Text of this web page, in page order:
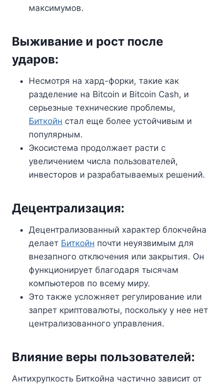
максимумов.
Выживание и рост после
ударов:
Несмотря на хард-форки, такие как
разделение на Bitcoin и Bitcoin Cash, и
серьезные технические проблемы,
Биткойн стал еще более устойчивым и
популярным.
Экосистема продолжает расти с
увеличением числа пользователей,
инвесторов и разрабатываемых решений.
Децентрализация:
Децентрализованный характер блокчейна
делает Биткойн почти неуязвимым для
внезапного отключения или закрытия. Он
функционирует благодаря тысячам
компьютеров по всему миру.
Это также усложняет регулирование или
запрет криптовалюты, поскольку у нее нет
централизованного управления.
Влияние веры пользователей:
Антихрупкость Биткойна частично зависит от